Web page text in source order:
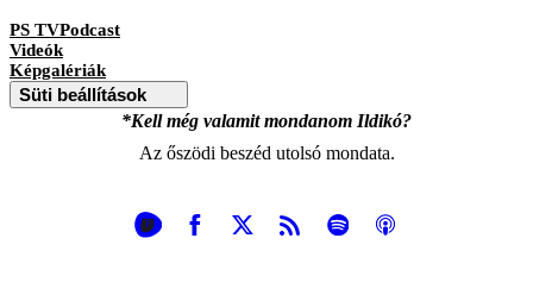
PS TVPodcast
Videók
Képgalériák
Süti beállítások
*Kell még valamit mondanom Ildikó?
Az őszödi beszéd utolsó mondata.